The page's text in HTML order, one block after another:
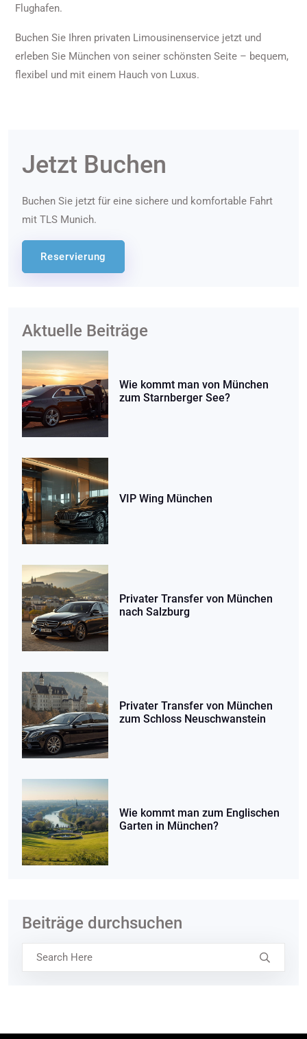
Flughafen.
Buchen Sie Ihren privaten Limousinenservice jetzt und
erleben Sie München von seiner schönsten Seite – bequem,
flexibel und mit einem Hauch von Luxus.
Jetzt Buchen
Buchen Sie jetzt für eine sichere und komfortable Fahrt
mit TLS Munich.
Reservierung
Aktuelle Beiträge
Wie kommt man von München
zum Starnberger See?
VIP Wing München
Privater Transfer von München
nach Salzburg
Privater Transfer von München
zum Schloss Neuschwanstein
Wie kommt man zum Englischen
Garten in München?
Beiträge durchsuchen